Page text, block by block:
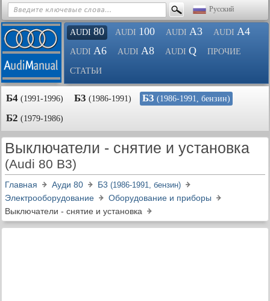
Русский
AUDI 80 AUDI 100 AUDI A3 AUDI A4
AUDI A6 AUDI A8 AUDI Q ПРОЧИЕ
СТАТЬИ
Б4 (1991-1996) Б3 (1986-1991) Б3 (1986-1991, бензин)
Б2 (1979-1986)
Выключатели - снятие и установка
(Audi 80 B3)
Главная Ауди 80 Б3 (1986-1991, бензин)
Электрооборудование
Оборудование и приборы
Выключатели - снятие и установка